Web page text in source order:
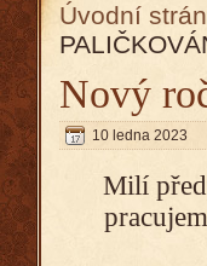
Úvodní
Nový
10 ledna 2023
Milí